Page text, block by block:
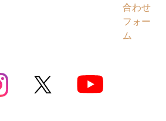
合わせ
フォー
ム